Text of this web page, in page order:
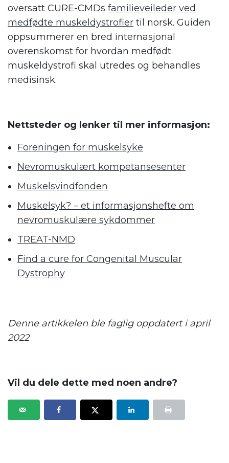
oversatt CURE-CMDs familieveileder ved
medfødte muskeldystrofier til norsk. Guiden
oppsummerer en bred internasjonal
overenskomst for hvordan medfødt
muskeldystrofi skal utredes og behandles
medisinsk.
Nettsteder og lenker til mer informasjon:
Foreningen for muskelsyke
Nevromuskulært kompetansesenter
Muskelsvindfonden
Muskelsyk? – et informasjonshefte om
nevromuskulære sykdommer
TREAT-NMD
Find a cure for Congenital Muscular
Dystrophy
Denne artikkelen ble faglig oppdatert i april
2022
Vil du dele dette med noen andre?